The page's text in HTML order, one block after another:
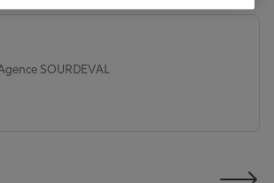
SOURDEVAL